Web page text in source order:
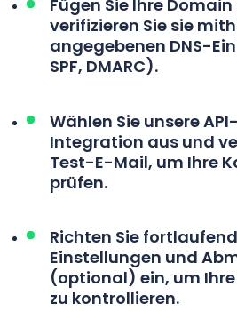
Fügen Sie Ihre
verifizieren Sie sie
angegebenen DNS-
SPF, DMARC).
Wählen Sie unsere
Integration aus und
Test-E-Mail, um Ihre
prüfen.
Richten Sie fortlaufend
Einstellungen und
(optional) ein, um
zu kontrollieren.